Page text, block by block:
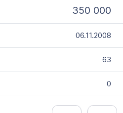
350 000
06.11.2008
63
0